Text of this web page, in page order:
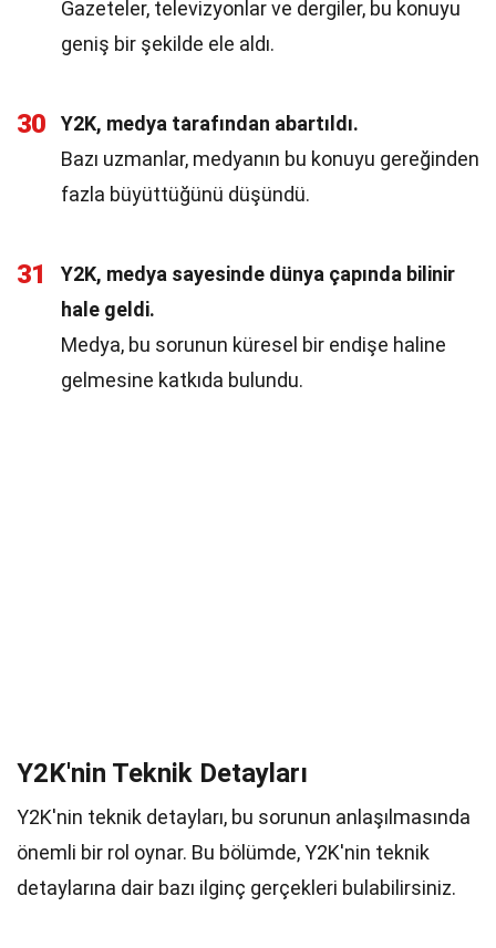
Gazeteler, televizyonlar ve dergiler, bu konuyu
geniş bir şekilde ele aldı.
30
Y2K, medya tarafından abartıldı.
Bazı uzmanlar, medyanın bu konuyu gereğinden
fazla büyüttüğünü düşündü.
31
Y2K, medya sayesinde dünya çapında bilinir
hale geldi.
Medya, bu sorunun küresel bir endişe haline
gelmesine katkıda bulundu.
Y2K'nin Teknik Detayları
Y2K'nin teknik detayları, bu sorunun anlaşılmasında
önemli bir rol oynar. Bu bölümde, Y2K'nin teknik
detaylarına dair bazı ilginç gerçekleri bulabilirsiniz.